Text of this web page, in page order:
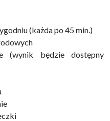
(każda po 45 min.)
(wynik będzie dostępny